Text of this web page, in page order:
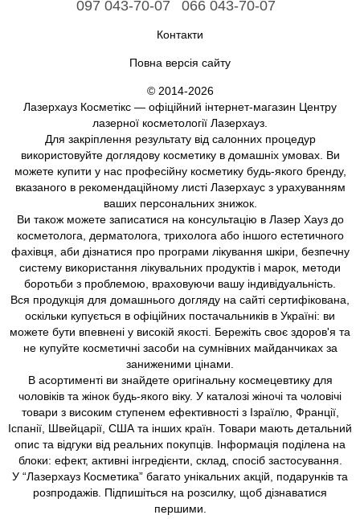
097 043-70-07 066 043-70-07
Контакти
Повна версія сайту
© 2014-2026
Лазерхауз Косметікс — офіційний інтернет-магазин Центру
лазерної косметології Лазерхауз.
Для закріплення результату від салонних процедур
використовуйте доглядову косметику в домашніх умовах. Ви
можете купити у нас професійну косметику будь-якого бренду,
вказаного в рекомендаційному листі Лазерхаус з урахуванням
ваших персональних знижок.
Ви також можете записатися на консультацію в Лазер Хауз до
косметолога, дерматолога, трихолога або іншого естетичного
фахівця, аби дізнатися про програми лікування шкіри, безпечну
систему використання лікувальних продуктів і марок, методи
боротьби з проблемою, враховуючи вашу індивідуальність.
Вся продукція для домашнього догляду на сайті сертифікована,
оскільки купується в офіційних постачальників в Україні: ви
можете бути впевнені у високій якості. Бережіть своє здоров'я та
не купуйте косметичні засоби на сумнівних майданчиках за
заниженими цінами.
В асортименті ви знайдете оригінальну космецевтику для
чоловіків та жінок будь-якого віку. У каталозі жіночі та чоловічі
товари з високим ступенем ефективності з Ізраїлю, Франції,
Іспанії, Швейцарії, США та інших країн. Товари мають детальний
опис та відгуки від реальних покупців. Інформація поділена на
блоки: ефект, активні інгредієнти, склад, спосіб застосування.
У “Лазерхауз Косметика” багато унікальних акцій, подарунків та
розпродажів. Підпишіться на розсилку, щоб дізнаватися
першими.